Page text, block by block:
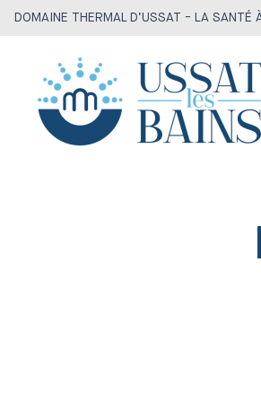
DOMAINE THERMAL D’USSAT - LA SANTÉ